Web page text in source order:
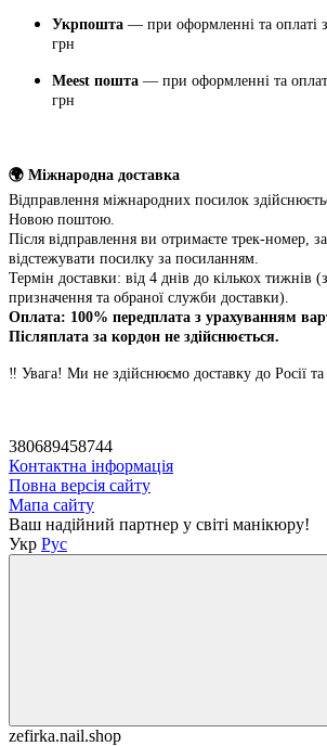
Укрпошта — при оформленні та оплаті
грн
Meest пошта — при оформленні та
грн
🌍 Міжнародна доставка
Відправлення міжнародних посилок
Новою поштою.
Після відправлення ви отримаєте трек-номер,
відстежувати посилку за посиланням.
Термін доставки: від 4 днів до кількох тижнів
призначення та обраної служби доставки).
Оплата: 100% передплата з урахуванням
Післяплата за кордон не здійснюється.
‼️ Увага! Ми не здійснюємо доставку до Росії та
380689458744
Контактна інформація
Повна версія сайту
Мапа сайту
Ваш надійний партнер у світі манікюру!
Укр Рус
zefirka.nail.shop